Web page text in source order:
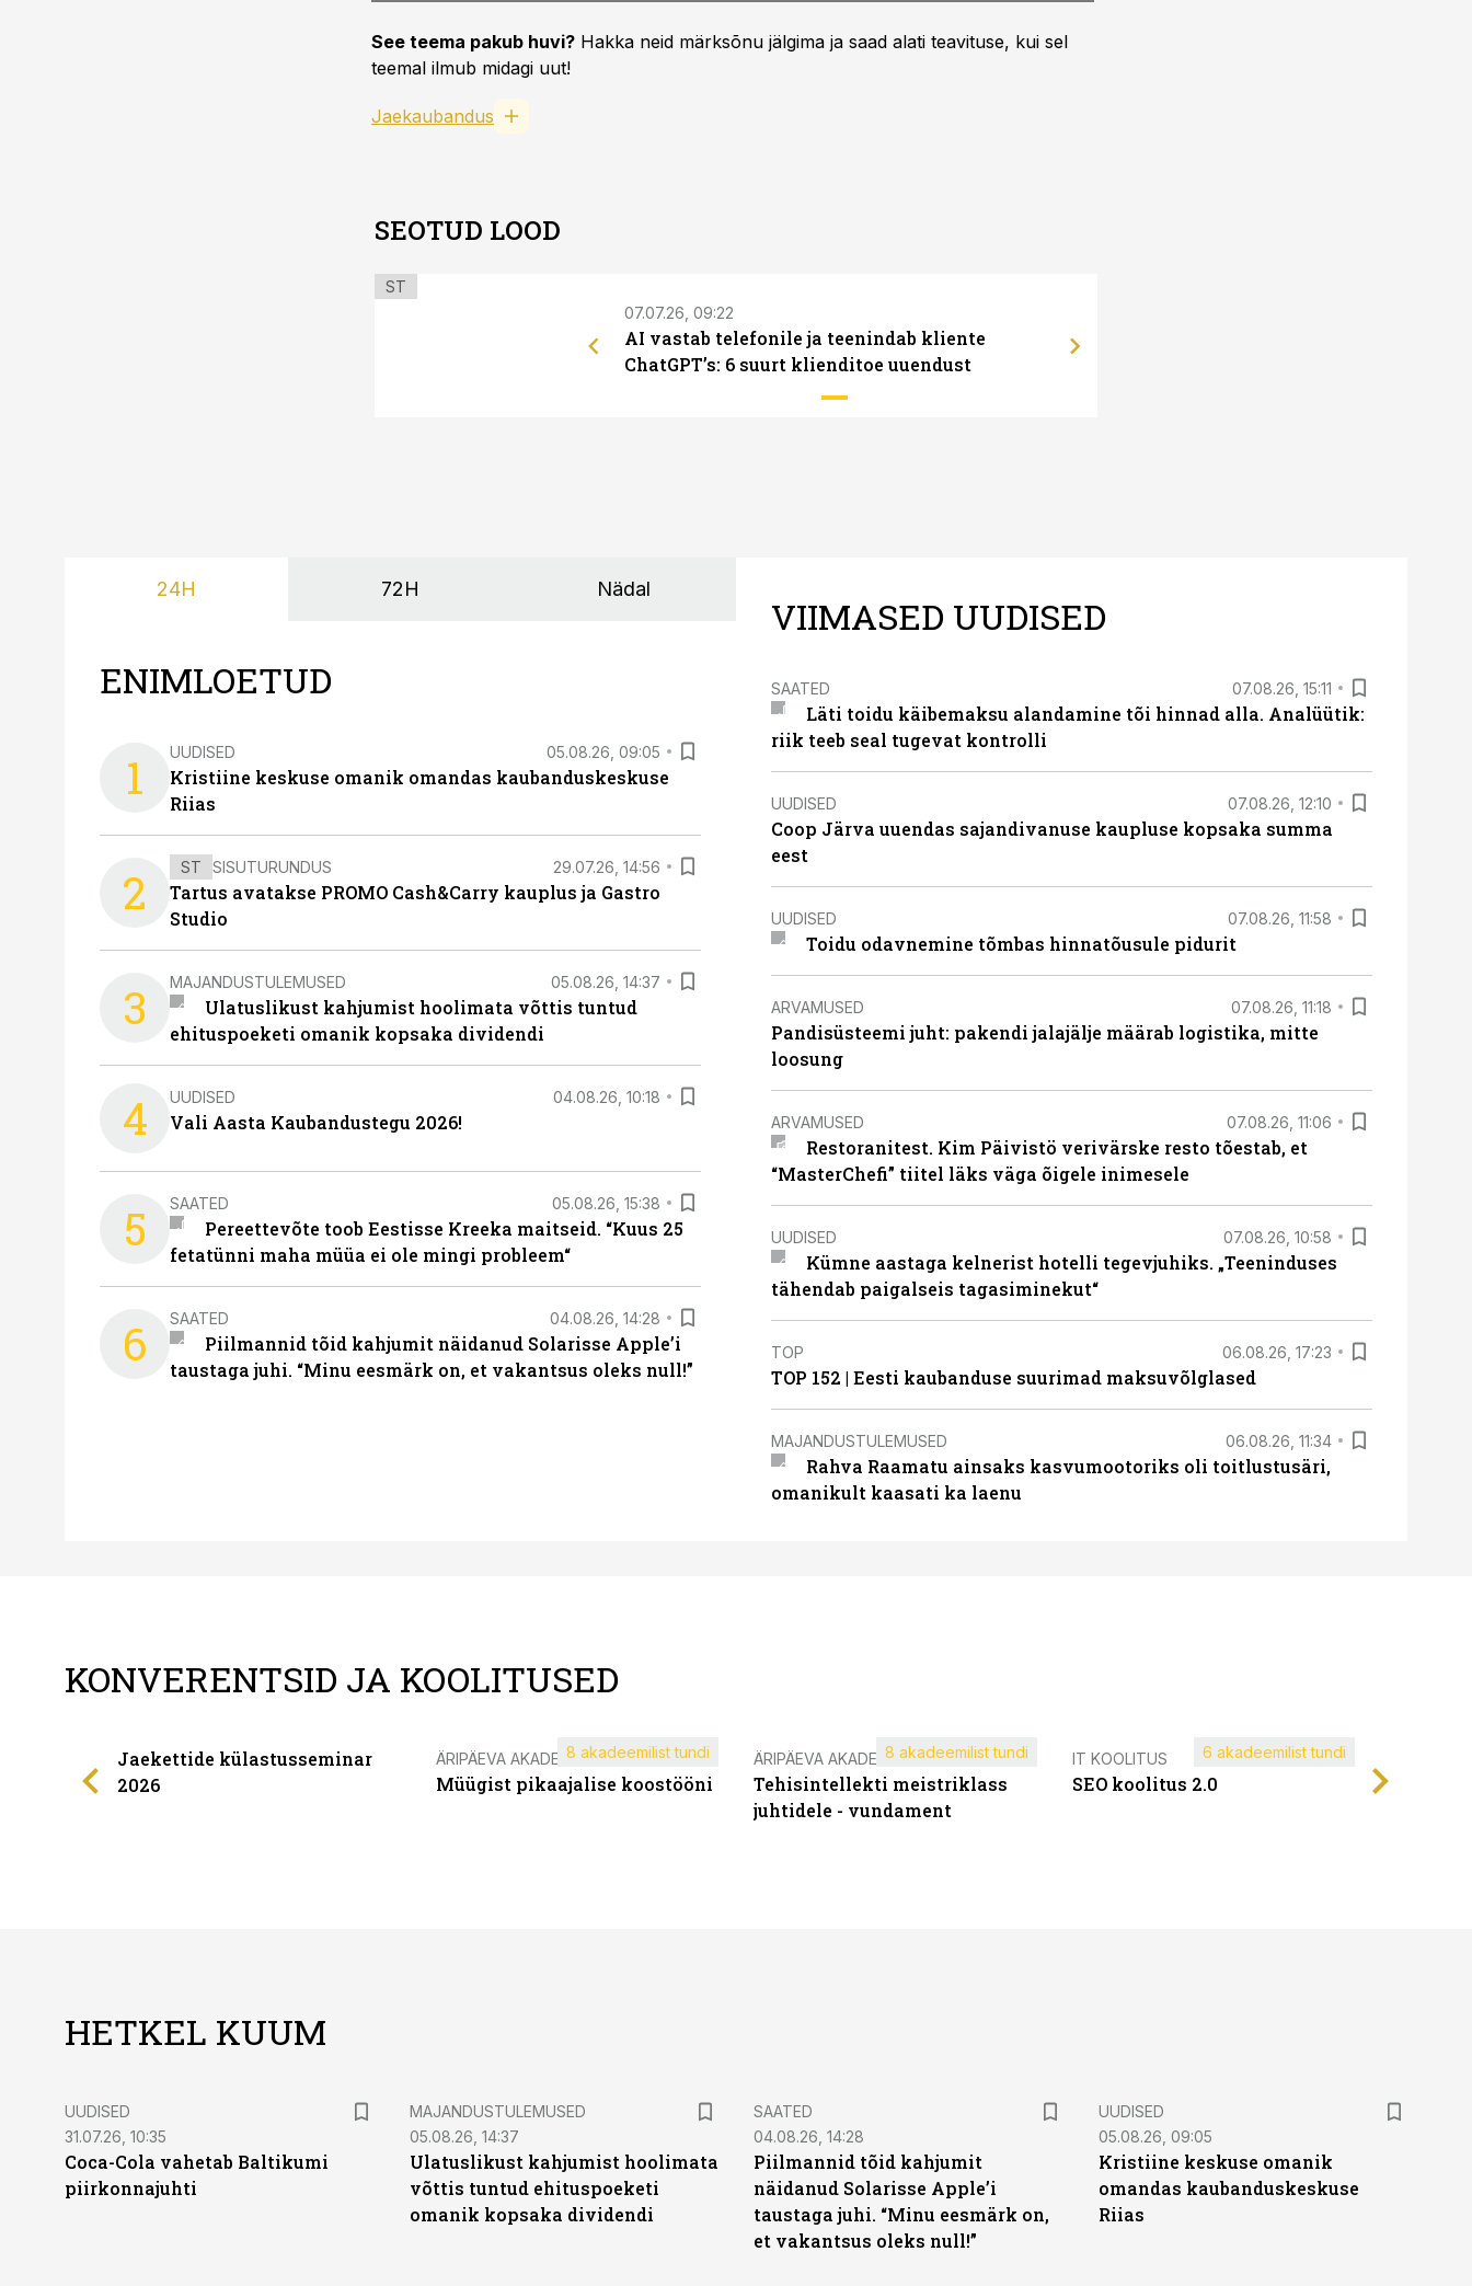
See teema pakub huvi? Hakka neid märksõnu jälgima ja saad alati teavituse, kui sel
teemal ilmub midagi uut!
Jaekaubandus
SEOTUD LOOD
ST
07.07.26, 09:22
AI vastab telefonile ja teenindab kliente
ChatGPT’s: 6 suurt klienditoe uuendust
24H 72H Nädal
ENIMLOETUD
1 UUDISED 05.08.26, 09:05
Kristiine keskuse omanik omandas kaubanduskeskuse
Riias
2 ST SISUTURUNDUS 29.07.26, 14:56
Tartus avatakse PROMO Cash&Carry kauplus ja Gastro
Studio
3 MAJANDUSTULEMUSED 05.08.26, 14:37
Ulatuslikust kahjumist hoolimata võttis tuntud
ehituspoeketi omanik kopsaka dividendi
4 UUDISED 04.08.26, 10:18
Vali Aasta Kaubandustegu 2026!
5 SAATED 05.08.26, 15:38
Pereettevõte toob Eestisse Kreeka maitseid. “Kuus 25
fetatünni maha müüa ei ole mingi probleem“
6 SAATED 04.08.26, 14:28
Piilmannid tõid kahjumit näidanud Solarisse Apple’i
taustaga juhi. “Minu eesmärk on, et vakantsus oleks null!”
VIIMASED UUDISED
SAATED 07.08.26, 15:11
Läti toidu käibemaksu alandamine tõi hinnad alla. Analüütik:
riik teeb seal tugevat kontrolli
UUDISED 07.08.26, 12:10
Coop Järva uuendas sajandivanuse kaupluse kopsaka summa
eest
UUDISED 07.08.26, 11:58
Toidu odavnemine tõmbas hinnatõusule pidurit
ARVAMUSED 07.08.26, 11:18
Pandisüsteemi juht: pakendi jalajälje määrab logistika, mitte
loosung
ARVAMUSED 07.08.26, 11:06
Restoranitest. Kim Päivistö verivärske resto tõestab, et
“MasterChefi” tiitel läks väga õigele inimesele
UUDISED 07.08.26, 10:58
Kümne aastaga kelnerist hotelli tegevjuhiks. „Teeninduses
tähendab paigalseis tagasiminekut“
TOP 06.08.26, 17:23
TOP 152 | Eesti kaubanduse suurimad maksuvõlglased
MAJANDUSTULEMUSED 06.08.26, 11:34
Rahva Raamatu ainsaks kasvumootoriks oli toitlustusäri,
omanikult kaasati ka laenu
KONVERENTSID JA KOOLITUSED
Jaekettide külastusseminar
2026
ÄRIPÄEVA AKADEEMIA
Müügist pikaajalise koostööni
8 akadeemilist tundi ÄRIPÄEVA AKADEEMIA
Tehisintellekti meistriklass
juhtidele - vundament
8 akadeemilist tundi IT KOOLITUS
SEO koolitus 2.0
6 akadeemilist tundi
HETKEL KUUM
UUDISED
31.07.26, 10:35
Coca-Cola vahetab Baltikumi
piirkonnajuhti
MAJANDUSTULEMUSED
05.08.26, 14:37
Ulatuslikust kahjumist hoolimata
võttis tuntud ehituspoeketi
omanik kopsaka dividendi
SAATED
04.08.26, 14:28
Piilmannid tõid kahjumit
näidanud Solarisse Apple’i
taustaga juhi. “Minu eesmärk on,
et vakantsus oleks null!”
UUDISED
05.08.26, 09:05
Kristiine keskuse omanik
omandas kaubanduskeskuse
Riias